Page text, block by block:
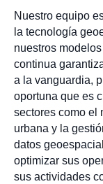
Nuestro equipo
la tecnología
nuestros
continua
a la vanguardia,
oportuna que es
sectores como el
urbana y la
datos
optimizar sus
sus actividades